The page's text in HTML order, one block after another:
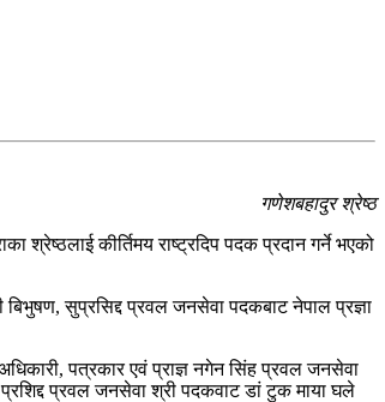
गणेशबहादुर श्रेष्ठ
श्रेष्ठलाई कीर्तिमय राष्ट्रदिप पदक प्रदान गर्ने भएको
सुप्रसिद्द प्रवल जनसेवा पदकबाट नेपाल प्रज्ञा
पत्रकार एवं प्राज्ञ नगेन सिंह प्रवल जनसेवा
प्रवल जनसेवा श्री पदकवाट डां टुक माया घले